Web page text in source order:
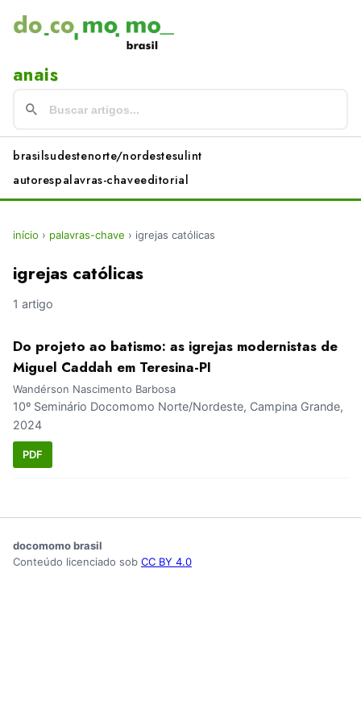
anais
brasilsudestenorte/nordestesulint
autorespalavras-chaveeditorial
início › palavras-chave › igrejas católicas
igrejas católicas
1 artigo
Do projeto ao batismo: as igrejas modernistas de
Miguel Caddah em Teresina-PI
Wandérson Nascimento Barbosa
10º Seminário Docomomo Norte/Nordeste, Campina Grande,
2024
PDF
docomomo brasil
Conteúdo licenciado sob CC BY 4.0